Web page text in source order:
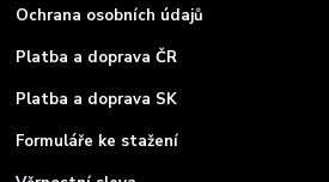
Ochrana osobních údajů
Platba a doprava ČR
Platba a doprava SK
Formuláře ke stažení